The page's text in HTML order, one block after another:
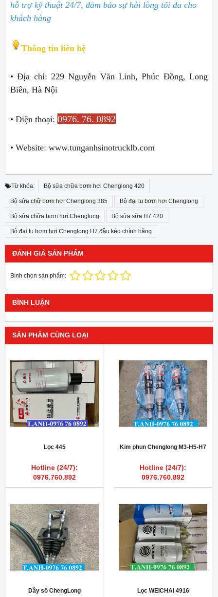
hỗ trợ kỹ thuật 24/7, đảm bảo sự hài lòng tối đa cho
khách hàng
Thông tin liên hệ
• Địa chỉ: 229 Nguyễn Văn Linh, Phúc Đồng, Long
Biên, Hà Nội
• Điện thoại: 0976. 76. 0892
• Website: www.tunganhsinotrucklb.com
Từ khóa: Bộ sửa chữa bơm hơi Chenglong 420
Bộ sửa chữ bơm hơi Chenglong 385 Bộ đại tu bơm hơi Chenglong
Bộ sửa chữa bơm hơi Chenglong Bộ sửa sữa H7 420
Bộ đại tu bơm hơi Chenglong H7 đầu kéo chính hãng
ĐÁNH GIÁ SẢN PHẨM
Bình chọn sản phẩm:
BÌNH LUẬN
SẢN PHẨM CÙNG LOẠI
Lọc 445
Hotline (24/7):
0976.760.892
Kim phun Chenglong M3-H5-H7
Hotline (24/7):
0976.760.892
Dây số ChengLong Lọc WEICHAI 4916